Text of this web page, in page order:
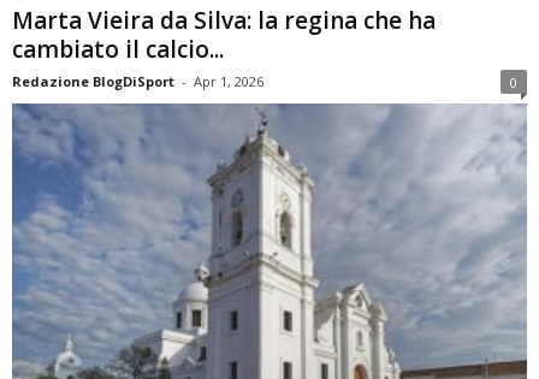
Marta Vieira da Silva: la regina che ha
cambiato il calcio...
Redazione BlogDiSport - Apr 1, 2026 0